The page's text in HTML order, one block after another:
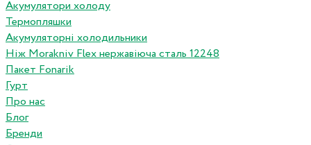
Акумулятори холоду
Термопляшки
Акумуляторні холодильники
Ніж Morakniv Flex нержавіюча сталь 12248
Пакет Fonarik
Гурт
Про нас
Блог
Бренди